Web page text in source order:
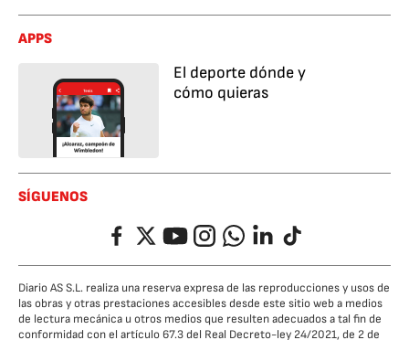
APPS
El deporte dónde y
cómo quieras
SÍGUENOS
FacebookTwitterYouTubeInstagramWhatsappLinkedIn
TikTok
Diario AS S.L. realiza una reserva expresa de las reproducciones y usos de
las obras y otras prestaciones accesibles desde este sitio web a medios
de lectura mecánica u otros medios que resulten adecuados a tal fin de
conformidad con el artículo 67.3 del Real Decreto-ley 24/2021, de 2 de